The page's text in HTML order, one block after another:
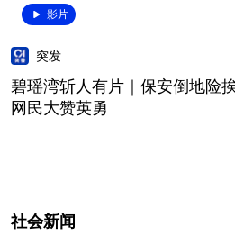
影片
突发
碧瑶湾斩人有片｜保安倒地
网民大赞英勇
社会新闻